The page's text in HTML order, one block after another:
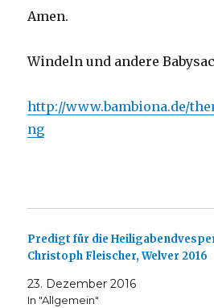
Amen.
Windeln und andere
http://www.bambiona.de/
ng
Predigt für die
Christoph Fleischer, Welver 2016
23. Dezember 2016
In "Allgemein"